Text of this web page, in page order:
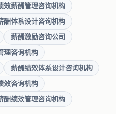
效薪酬管理咨询机构
酬体系设计咨询机构
薪酬激励咨询公司
理咨询机构
薪酬绩效体系设计咨询机构
效咨询机构
酬绩效管理咨询机构